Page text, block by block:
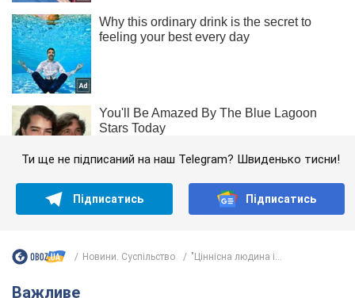
Ти ще не підписаний на наш Telegram? Швиденько тисни!